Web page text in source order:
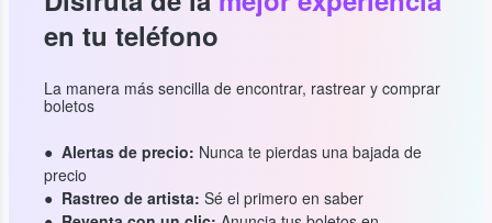
en tu teléfono
La manera más sencilla de encontrar, rastrear y comprar
boletos
Alertas de precio: Nunca te pierdas una bajada de
precio
Rastreo de artista: Sé el primero en saber